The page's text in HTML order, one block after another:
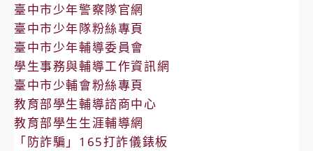
臺中市少年警察隊官網
臺中市少年隊粉絲專頁
臺中市少年輔導委員會
學生事務與輔導工作資訊網
臺中市少輔會粉絲專頁
教育部學生輔導諮商中心
教育部學生生涯輔導網
「防詐騙」165打詐儀錶板